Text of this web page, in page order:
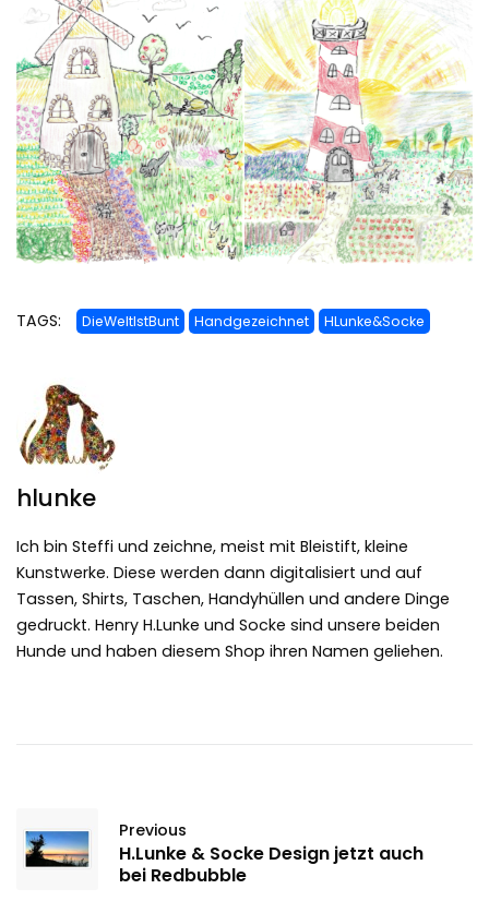
TAGS: DieWeltIstBunt Handgezeichnet HLunke&Socke
hlunke
Ich bin Steffi und zeichne, meist mit Bleistift, kleine
Kunstwerke. Diese werden dann digitalisiert und auf
Tassen, Shirts, Taschen, Handyhüllen und andere Dinge
gedruckt. Henry H.Lunke und Socke sind unsere beiden
Hunde und haben diesem Shop ihren Namen geliehen.
Previous
H.Lunke & Socke Design jetzt auch
bei Redbubble